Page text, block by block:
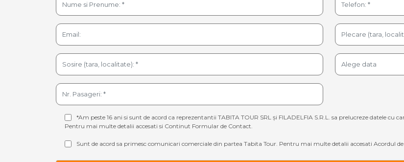
*Am peste 16 ani si sunt de acord ca reprezentantii TABITA TOUR SRL și FILADELFIA S.R.L. sa prelucreze datele cu
Pentru mai multe detalii accesati si Continut Formular de Contact.
Sunt de acord sa primesc comunicari comerciale din partea Tabita Tour. Pentru mai multe detalii accesati Acordul